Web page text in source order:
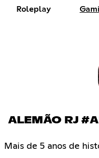
Roleplay
ALEMÃO RJ
Mais de 5 anos de